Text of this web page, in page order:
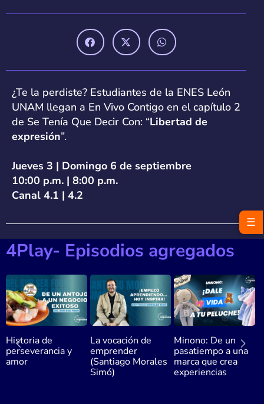
¿Te la perdiste? Estudiantes de la ENES León
UNAM llegan a En Vivo Contigo en el capítulo 2
de Se Tenía Que Decir Con: “Libertad de
expresión”.
Jueves 3 | Domingo 6 de septiembre
10:00 p.m. | 8:00 p.m.
Canal 4.1 | 4.2
4Play- Episodios agregados
Historia de
perseverancia y
amor
La vocación de
emprender
(Santiago Morales
Simó)
Minono: De un
pasatiempo a una
marca que crea
experiencias
☰